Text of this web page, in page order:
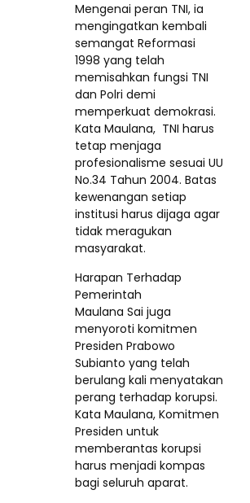
Mengenai peran TNI, ia
mengingatkan kembali
semangat Reformasi
1998 yang telah
memisahkan fungsi TNI
dan Polri demi
memperkuat demokrasi.
Kata Maulana, TNI harus
tetap menjaga
profesionalisme sesuai UU
No.34 Tahun 2004. Batas
kewenangan setiap
institusi harus dijaga agar
tidak meragukan
masyarakat.
Harapan Terhadap
Pemerintah
Maulana Sai juga
menyoroti komitmen
Presiden Prabowo
Subianto yang telah
berulang kali menyatakan
perang terhadap korupsi.
Kata Maulana, Komitmen
Presiden untuk
memberantas korupsi
harus menjadi kompas
bagi seluruh aparat.